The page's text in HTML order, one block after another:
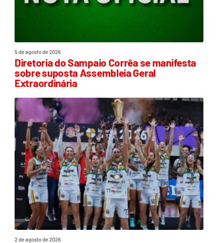
5 de agosto de 2026
Diretoria do Sampaio Corrêa se manifesta
sobre suposta Assembleia Geral
Extraordinária
2 de agosto de 2026